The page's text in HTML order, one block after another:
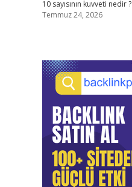
10 sayısının kuvveti nedir ?
Temmuz 24, 2026